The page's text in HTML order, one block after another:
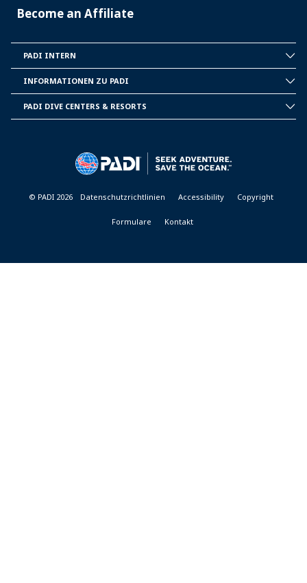
Become an Affiliate
PADI
PADI INTERN
INFORMATION
INFORMATIONEN ZU PADI
PADI DIVE CENTERS & RESORTS
© PADI 2026 Datenschutzrichtlinien Accessibility Copyright
Formulare Kontakt